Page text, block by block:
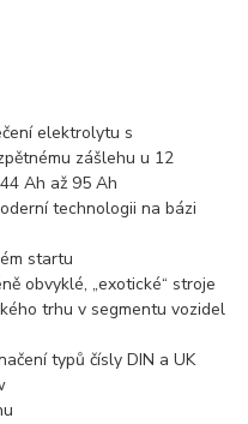
elektrolytu s
zášlehu u 12
Ah až 95 Ah
technologii na bázi
startu
obvyklé, „exotické“ stroje
trhu v segmentu vozidel
typů čísly DIN a UK